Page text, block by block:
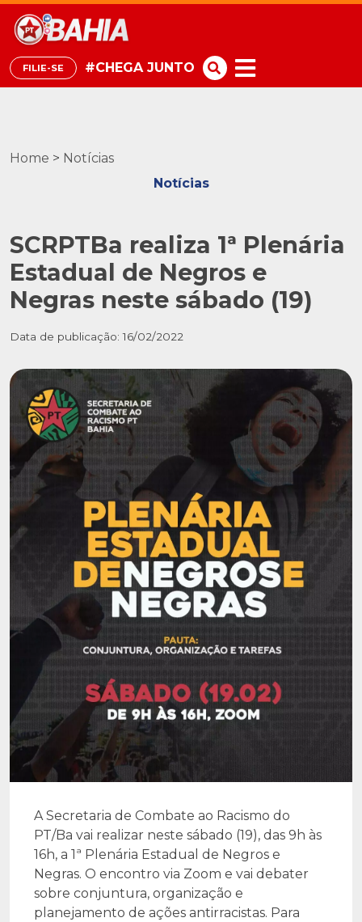
FILIE-SE #CHEGA JUNTO
Home > Notícias
Notícias
SCRPTBa realiza 1ª Plenária
Estadual de Negros e
Negras neste sábado (19)
Data de publicação: 16/02/2022
A Secretaria de Combate ao Racismo do
PT/Ba vai realizar neste sábado (19), das 9h às
16h, a 1ª Plenária Estadual de Negros e
Negras. O encontro via Zoom e vai debater
sobre conjuntura, organização e
planejamento de ações antirracistas. Para